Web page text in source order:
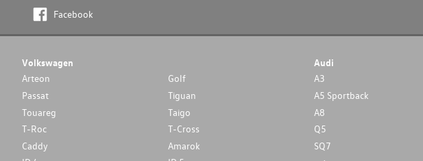
Facebook
Volkswagen
Arteon
Golf
Passat
Tiguan
Touareg
Taigo
T-Roc
T-Cross
Caddy
Amarok
Audi
A3
A5 Sportback
A8
Q5
SQ7